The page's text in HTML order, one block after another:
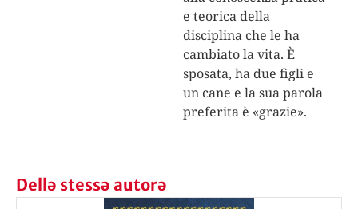
e teorica della
disciplina che le ha
cambiato la vita. È
sposata, ha due figli e
un cane e la sua parola
preferita è «grazie».
Dellə stessə autorə